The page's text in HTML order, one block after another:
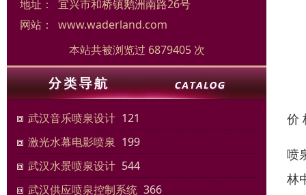
地址：
宜兴市和桥镇鹅洲南路26号
网站：
www.waderland.com
本站共被浏览过 6879405 次
武汉音乐喷泉设计 121
激光水幕电影喷泉 199
武汉水景喷泉设计 544
武汉供应喷泉控制系统 366
价
喷
林